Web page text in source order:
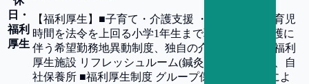
日・
福利
厚生
【福利厚生 】 ■子育て・介護支援 ・短時間勤務、育児
時間を法令を上回る小学1年生まで取得可能 ・介護に
伴う希望勤務地異動制度、独自の介護時間制度 ■福利
厚生施設 リフレッシュルーム(鍼灸・マッサージ)、自
社保養所 ■福利厚生制度 グループ保険(会社負担によ